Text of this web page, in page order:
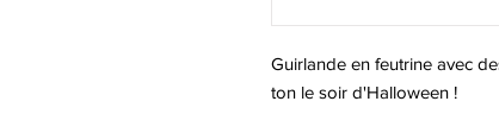
Guirlande en feutrine avec
ton le soir d'Halloween !